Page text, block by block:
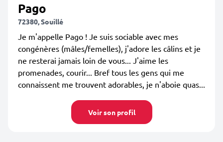
Pago
72380, Souillé
Je m'appelle Pago ! Je suis sociable avec mes
congénères (mâles/femelles), j'adore les câlins et je
ne resterai jamais loin de vous... J'aime les
promenades, courir... Bref tous les gens qui me
connaissent me trouvent adorables, je n'aboie quas...
Voir son profil